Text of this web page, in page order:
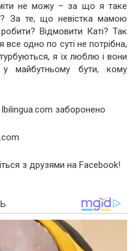
не можу – за що я таке
За те, що невістка мамою
Відмовити Каті? Так
одно по суті не потрібна,
я їх люблю і вони
майбутньому бути, кому
заборонено
з друзями на Facebook!